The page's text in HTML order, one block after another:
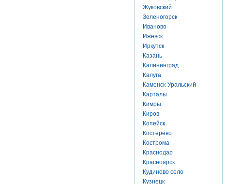
Жуковский
Зеленогорск
Иваново
Ижевск
Иркутск
Казань
Калининград
Калуга
Каменск-Уральский
Карталы
Кимры
Киров
Копейск
Костерёво
Кострома
Краснодар
Красноярск
Кудиново село
Кузнецк